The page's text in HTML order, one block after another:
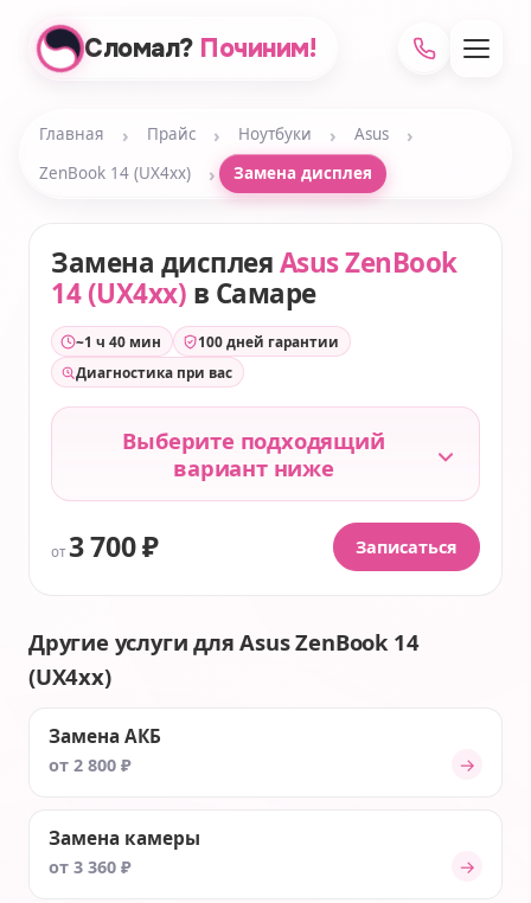
Сломал? Починим!
Главная › Прайс › Ноутбуки › Asus ›
ZenBook 14 (UX4xx) › Замена дисплея
Замена дисплеяAsus ZenBook
14 (UX4xx) в Самаре
~1 ч 40 мин
100 дней гарантии
Диагностика при вас
Выберите подходящий
вариант ниже
от 3 700 ₽ Записаться
Другие услуги для Asus ZenBook 14
(UX4xx)
Замена АКБ
от 2 800 ₽ →
Замена камеры
от 3 360 ₽ →